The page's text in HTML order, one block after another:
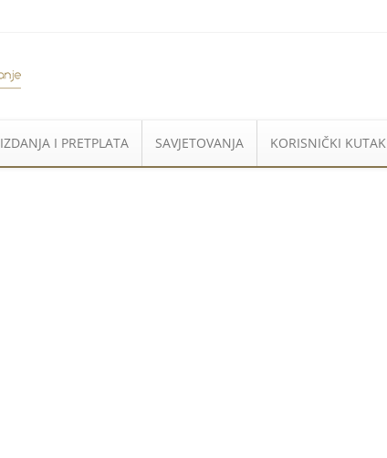
IZDANJA I PRETPLATA SAVJETOVANJA KORISNIČKI KUTAK